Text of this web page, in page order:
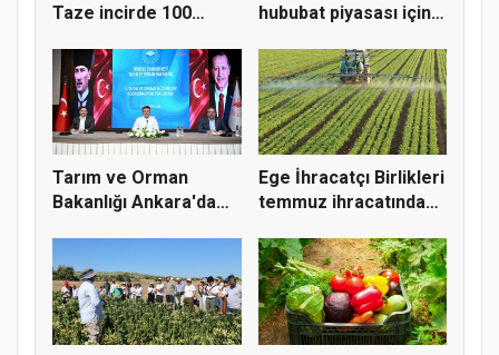
Taze incirde 100
hububat piyasası için 4
Tarım ve Orman
Bakanlığı Ankara'da
Ege İhracatçı Birlikleri
temmuz ihracatında